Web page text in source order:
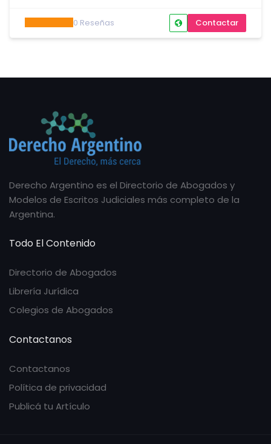
0 Reseñas Contactar
Derecho Argentino es el Directorio de Abogados y
Modelos de Escritos Judiciales más completo de la
Argentina.
Todo El Contenido
Directorio de Abogados
Librería Jurídica
Colegios de Abogados
Contactanos
Contactanos
Política de privacidad
Publicá tu Artículo